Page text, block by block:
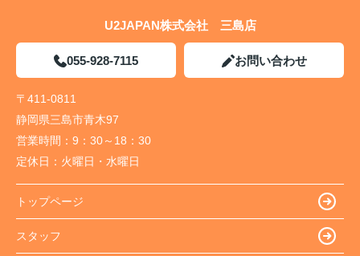
U2JAPAN株式会社 三島店
055-928-7115 お問い合わせ
〒411-0811
静岡県三島市青木97
営業時間： 9：30～18：30
定休日： 火曜日・水曜日
トップページ
スタッフ